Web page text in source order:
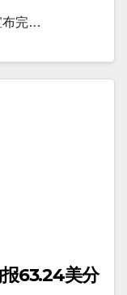
布完…
63.24美分